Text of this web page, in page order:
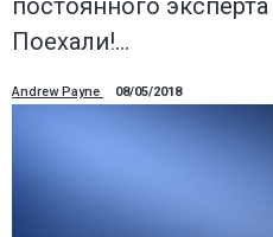
постоянного
Поехали!…
Andrew Payne 08/05/2018